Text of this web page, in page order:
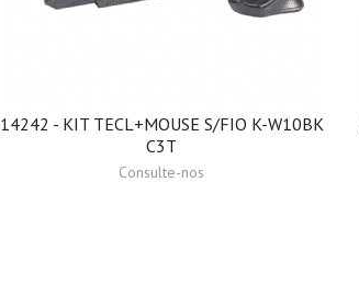
14242 - KIT TECL+MOUSE S/FIO K-W10BK
C3T
Consulte-nos